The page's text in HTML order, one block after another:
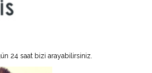
24 saat bizi arayabilirsiniz.